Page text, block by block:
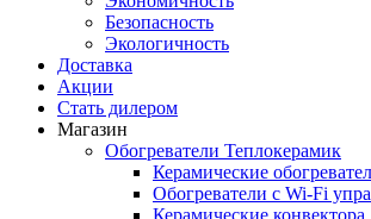
Безопасность
Экологичность
Доставка
Акции
Стать дилером
Магазин
Обогреватели Теплокерамик
Керамические
Обогреватели с Wi-Fi